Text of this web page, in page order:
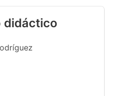
didáctico